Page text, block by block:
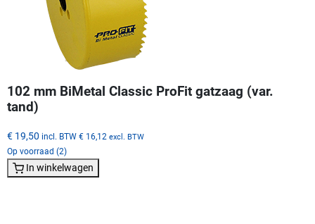
102 mm BiMetal Classic ProFit gatzaag (var.
tand)
€ 19,50 incl. BTW € 16,12 excl. BTW
Op voorraad (2)
In winkelwagen